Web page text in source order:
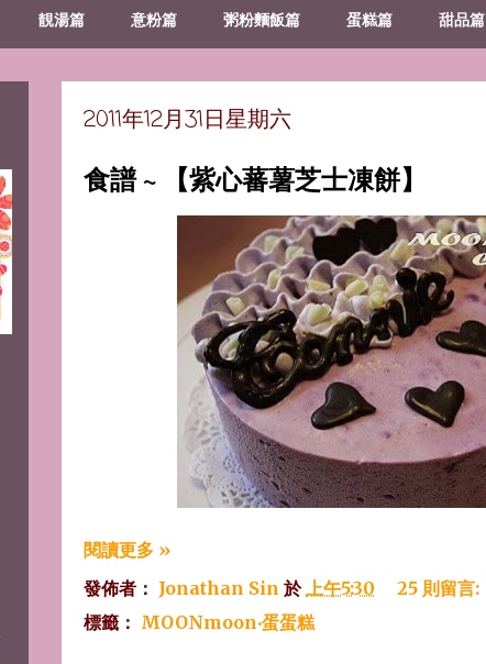
靚湯篇 意粉篇 粥粉麵飯篇 蛋糕篇 甜品篇
2011年12月31日星期六
食譜 ~ 【紫心蕃薯芝士凍餅】
閱讀更多 »
發佈者： Jonathan Sin 於上午5:30
25 則留言:
標籤： MOONmoon‧蛋蛋糕